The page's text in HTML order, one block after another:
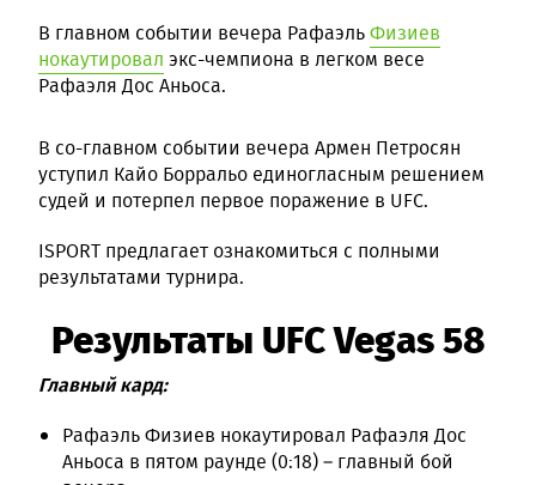
В главном событии вечера РафаэльФизиев
нокаутировал экс-чемпиона в легком весе
Рафаэля Дос Аньоса.
В со-главном событии вечера Армен Петросян
уступил Кайо Борральо единогласным решением
судей и потерпел первое поражение в UFC.
ISPORT предлагает ознакомиться с полными
результатами турнира.
Результаты UFC Vegas 58
Главный кард:
Рафаэль Физиев нокаутировал Рафаэля Дос
Аньоса в пятом раунде (0:18) – главный бой